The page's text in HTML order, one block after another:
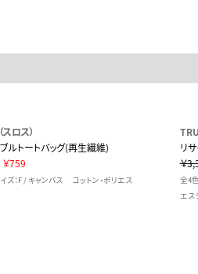
ロス）
ルトートバッグ(再生繊維)
￥759
ズ：F / キャンバス コットン・ポリエス
リ
￥
全4
エス